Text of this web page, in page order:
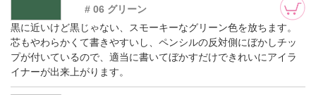
# 06 グリーン
黒に近いけど黒じゃない、スモーキーなグリーン色を放ちます。
芯もやわらかくて書きやすいし、ペンシルの反対側にぼかしチッ
プが付いているので、適当に書いてぼかすだけできれいにアイラ
イナーが出来上がります。